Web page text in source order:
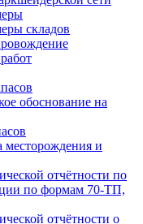
складов
обоснование на
месторождения и
отчётности по
по формам 70-ТП,
отчётности о